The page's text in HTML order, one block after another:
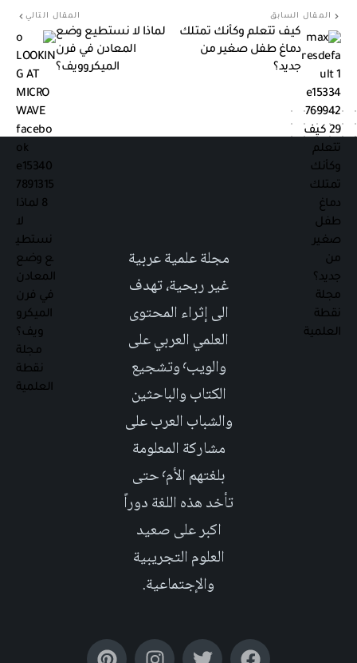
المقال السابق
كيف تتعلم وكأنك تمتلك
دماغ طفل صغير من
جديد؟
المقال التالي
لماذا لا نستطيع وضع
المعادن في فرن
الميكروويف؟
مجلة علمية عربية
غير ربحية، تهدف
الى إثراء المحتوى
العلمي العربي على
والويب٬ وتشجيع
الكتاب والباحثين
والشباب العرب على
مشاركة المعلومة
بلغتهم الأم٬ حتى
تأخد هذه اللغة دوراً
اكبر على صعيد
العلوم التجريبية
والإجتماعية.